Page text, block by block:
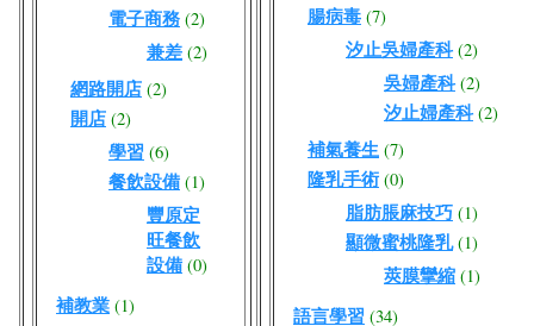
電子商務 (2)
兼差 (2)
網路開店 (2)
開店 (2)
學習 (6)
餐飲設備 (1)
豐原定
旺餐飲
設備 (0)
補教業 (1)
腸病毒 (7)
汐止吳婦產科 (2)
吳婦產科 (2)
汐止婦產科 (2)
補氣養生 (7)
隆乳手術 (0)
脂肪脹麻技巧 (1)
顯微蜜桃隆乳 (1)
莢膜攣縮 (1)
語言學習 (34)